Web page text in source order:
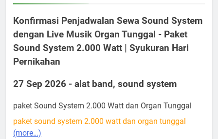
Konfirmasi Penjadwalan Sewa Sound System
dengan Live Musik Organ Tunggal - Paket
Sound System 2.000 Watt | Syukuran Hari
Pernikahan
27 Sep 2026 - alat band, sound system
paket Sound System 2.000 Watt dan Organ Tunggal
paket sound system 2.000 watt dan organ tunggal
(more…)